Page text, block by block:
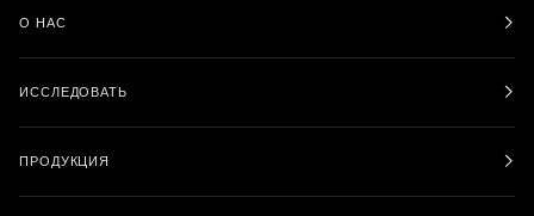
О НАС
ИССЛЕДОВАТЬ
ПРОДУКЦИЯ